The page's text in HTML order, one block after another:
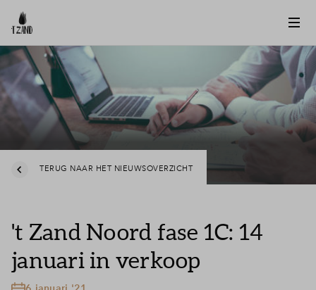
TERUG NAAR HET NIEUWSOVERZICHT
't Zand Noord fase 1C: 14
januari in verkoop